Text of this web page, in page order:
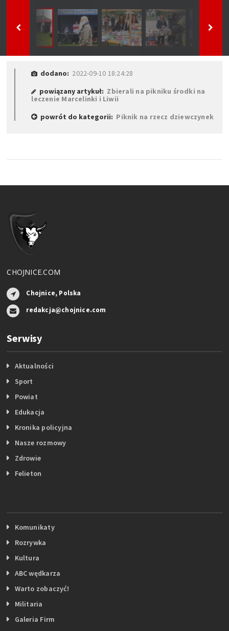
dodano: 2022-09-10 18:24:28
powiązany artykuł: Zbierali na pikniku środki na
leczenie Marcelinki i Liwii
powrót do kategorii: Piknik na rzecz dziewczynek
CHOJNICE.COM
Chojnice, Polska
redakcja@chojnice.com
Serwisy
Aktualności
Sport
Powiat
Edukacja
Kronika policyjna
Nasze rozmowy
Zdrowie
Felieton
Komunikaty
Rozrywka
Kultura
ABC wędkarza
Warto zobaczyć!
Militaria
Galeria Firm